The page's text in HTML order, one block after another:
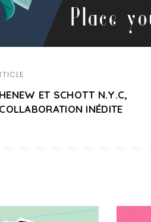
ET SCHOTT N.Y.C,
INÉDITE